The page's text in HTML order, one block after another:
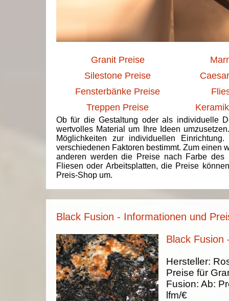
Granit Preise
Silestone Preise
Fensterbänke Preise
Treppen Preise
Ob für die Gestaltung oder als individuelle
wertvolles Material um Ihre Ideen
Möglichkeiten zur individuellen
verschiedenen Faktoren bestimmt. Zum einen
anderen werden die Preise nach Farbe des
Fliesen oder Arbeitsplatten, die Preise
Preis-Shop um.
Black Fusion - Informationen und
Black Fusion
Hersteller:
Preise für
Fusion: Ab:
lfm/€